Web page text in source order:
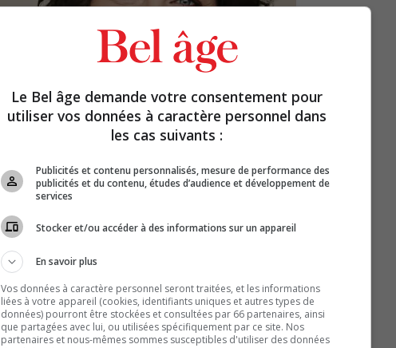
Le Bel âge demande votre consentement pour
utiliser vos données à caractère personnel dans
les cas suivants :
Publicités et contenu personnalisés, mesure de performance des
publicités et du contenu, études d’audience et développement de
services
Stocker et/ou accéder à des informations sur un appareil
En savoir plus
Vos données à caractère personnel seront traitées, et les informations
liées à votre appareil (cookies, identifiants uniques et autres types de
données) pourront être stockées et consultées par 66 partenaires, ainsi
que partagées avec lui, ou utilisées spécifiquement par ce site. Nos
partenaires et nous-mêmes sommes susceptibles d'utiliser des données